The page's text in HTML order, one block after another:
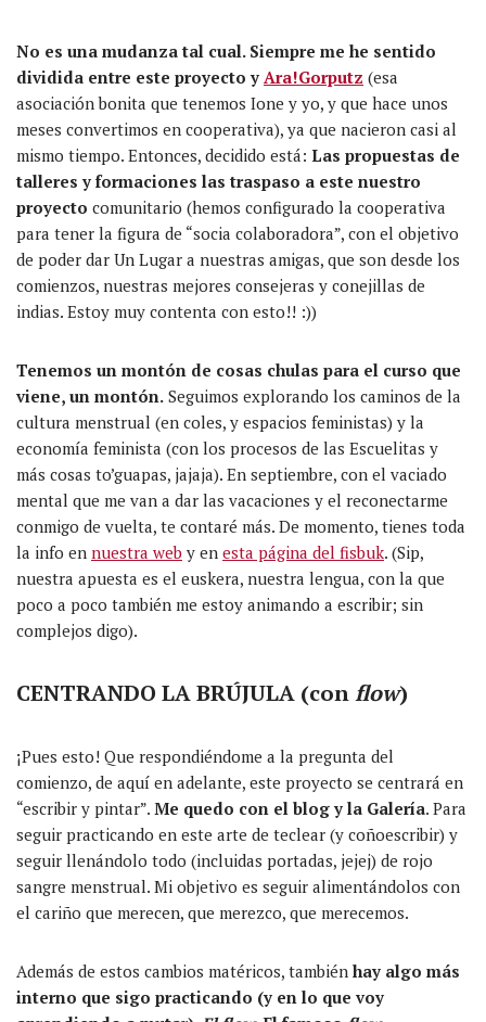
No es una mudanza tal cual. Siempre me he sentido
dividida entre este proyecto y Ara!Gorputz (esa
asociación bonita que tenemos Ione y yo, y que hace unos
meses convertimos en cooperativa), ya que nacieron casi al
mismo tiempo. Entonces, decidido está: Las propuestas de
talleres y formaciones las traspaso a este nuestro
proyecto comunitario (hemos configurado la cooperativa
para tener la figura de “socia colaboradora”, con el objetivo
de poder dar Un Lugar a nuestras amigas, que son desde los
comienzos, nuestras mejores consejeras y conejillas de
indias. Estoy muy contenta con esto!! :))
Tenemos un montón de cosas chulas para el curso que
viene, un montón. Seguimos explorando los caminos de la
cultura menstrual (en coles, y espacios feministas) y la
economía feminista (con los procesos de las Escuelitas y
más cosas to’guapas, jajaja). En septiembre, con el vaciado
mental que me van a dar las vacaciones y el reconectarme
conmigo de vuelta, te contaré más. De momento, tienes toda
la info en nuestra web y en esta página del fisbuk. (Sip,
nuestra apuesta es el euskera, nuestra lengua, con la que
poco a poco también me estoy animando a escribir; sin
complejos digo).
CENTRANDO LA BRÚJULA (conflow)
¡Pues esto! Que respondiéndome a la pregunta del
comienzo, de aquí en adelante, este proyecto se centrará en
“escribir y pintar”. Me quedo con el blog y la Galería. Para
seguir practicando en este arte de teclear (y coñoescribir) y
seguir llenándolo todo (incluidas portadas, jejej) de rojo
sangre menstrual. Mi objetivo es seguir alimentándolos con
el cariño que merecen, que merezco, que merecemos.
Además de estos cambios matéricos, también hay algo más
interno que sigo practicando (y en lo que voy